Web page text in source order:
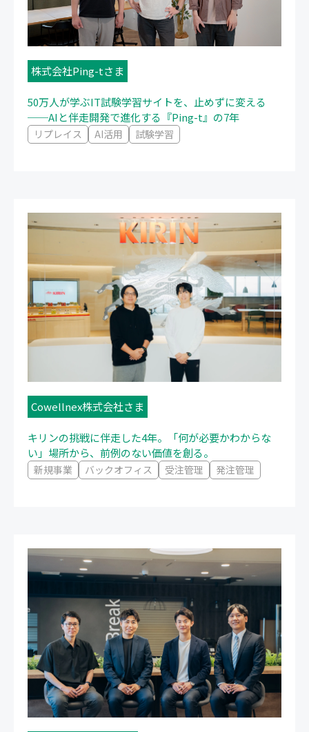
株式会社Ping-tさま
50万人が学ぶIT試験学習サイトを、止めずに変える
──AIと伴走開発で進化する『Ping-t』の7年
リプレイス AI活用 試験学習
Cowellnex株式会社さま
キリンの挑戦に伴走した4年。「何が必要かわからな
い」場所から、前例のない価値を創る。
新規事業 バックオフィス 受注管理 発注管理